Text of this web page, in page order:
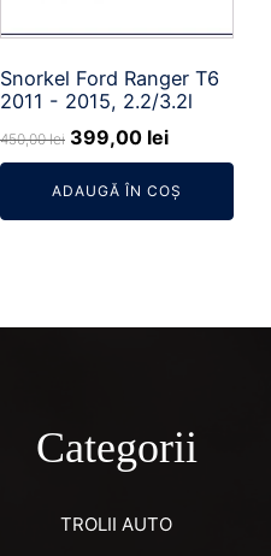
Snorkel Ford Ranger T6
2011 - 2015, 2.2/3.2l
450,00lei Prețul
inițial
a
fost:
399,00 leiPrețul
curent
este:
399,00 lei.
ADAUGĂ ÎN COȘ
Categorii
TROLII AUTO